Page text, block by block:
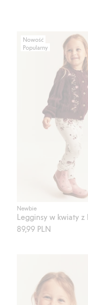
Nowość
Popularny
Newbie
89,99 PLN